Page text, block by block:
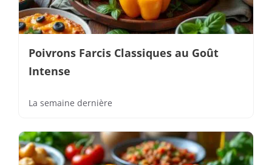
Poivrons Farcis Classiques au Goût
Intense
La semaine dernière